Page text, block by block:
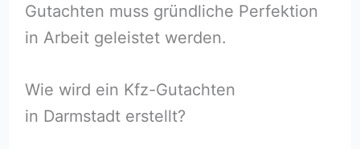
Gutachten muss gründliche Perfektion
in Arbeit geleistet werden.
Wie wird ein Kfz-Gutachten
in Darmstadt erstellt?